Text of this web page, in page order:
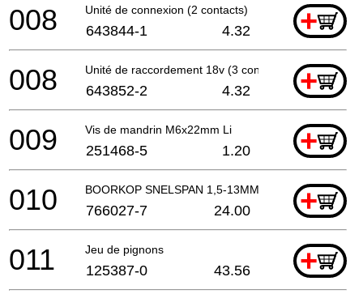
Unité de connexion (2 contacts) +
008 643844-1 4.32
Unité de raccordement 18v (3 contacts) +
008 643852-2 4.32
Vis de mandrin M6x22mm Li +
009 251468-5 1.20
BOORKOP SNELSPAN 1,5-13MM +
010 766027-7 24.00
Jeu de pignons +
011 125387-0 43.56